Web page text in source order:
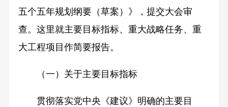
五个五年规划纲要（草案）》，提交大会审
查。这里就主要目标指标、重大战略任务、重
大工程项目作简要报告。
（一）关于主要目标指标
贯彻落实党中央《建议》明确的主要目